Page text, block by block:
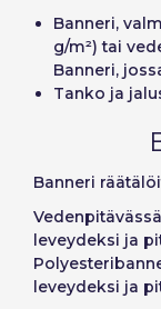
Banneri,
g/m²) tai
Banneri,
Tanko ja
Banneri
leveydeksi ja
leveydeksi ja